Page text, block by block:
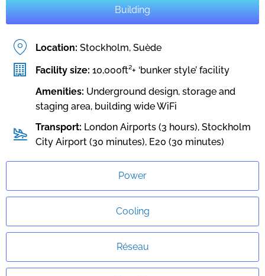
Building
Power
Cooling
Réseau
Location: Stockholm, Suède
Facility size: 10,000ft²+ ‘bunker style’ facility
Amenities: Underground design, storage and
staging area, building wide WiFi
Transport: London Airports (3 hours), Stockholm
City Airport (30 minutes), E20 (30 minutes)